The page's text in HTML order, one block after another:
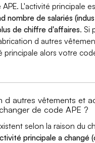
L'activité principale
nombre de salariés
de chiffre d'affaires. Si
d autres
principale alors votre
d autres vêtements et
de code APE ?
selon la raison du
principale a changé